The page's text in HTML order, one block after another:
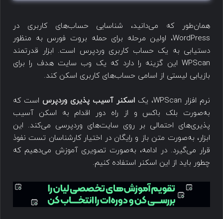
همان‌طور که می‌دانید، شناسایی حساب‌های کاربری در
WordPress، اولین مرحله برای حمله بروت فورس به منظور
دستیابی به یک حساب کاربری وردپرس است. ابزار قدرتمند
WPScan این گزینه را دارد که یک وب سایت هدف را برای
بازیابی لیستی از اسامی حساب‌های کاربری اسکن کند.
نرم افزار WPScan، یک اسکنر آسیب پذیری وردپرس است که
به‌صورت بلک باکس و از راه دور اقدام به اسکن آسیب
پذیری‌های احتمالی بر روی سایت‌های وردپرسی می‌کند. این
ابزار، به‌صورت متن باز و رایگان در اختیار کارشناسان تست نفوذ
قرار می‌گیرد. در ادامه، به‌صورت تصویری آموزش می‌دهیم که
چطور باید از این اسکنر استفاده کنیم.